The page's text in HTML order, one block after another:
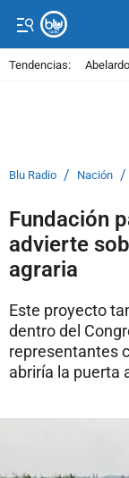
Tendencias:
Blu Radio / Nación /
Fundación
advierte
agraria
Este proyecto
dentro del
representantes
abriría la puerta